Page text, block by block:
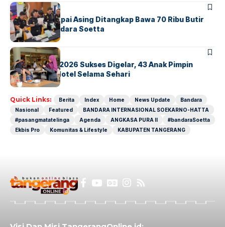
BANDARA BERITA
Kopilot Maskapai Asing Ditangkap Bawa 70 Ribu Butir
Ekstasi di Bandara Soetta
BERITAINDEX
GM For A Day 2026 Sukses Digelar, 43 Anak Pimpin
Operasional Hotel Selama Sehari
Quick Links: Berita Index Home News Update
Bandara
Nasional
Featured
BANDARA INTERNASIONAL SOEKARNO-HATTA
#pasangmatatelinga
Agenda ANGKASA PURA II
#bandaraSoetta
Ekbis Pro
Komunitas & Lifestyle KABUPATEN TANGERANG